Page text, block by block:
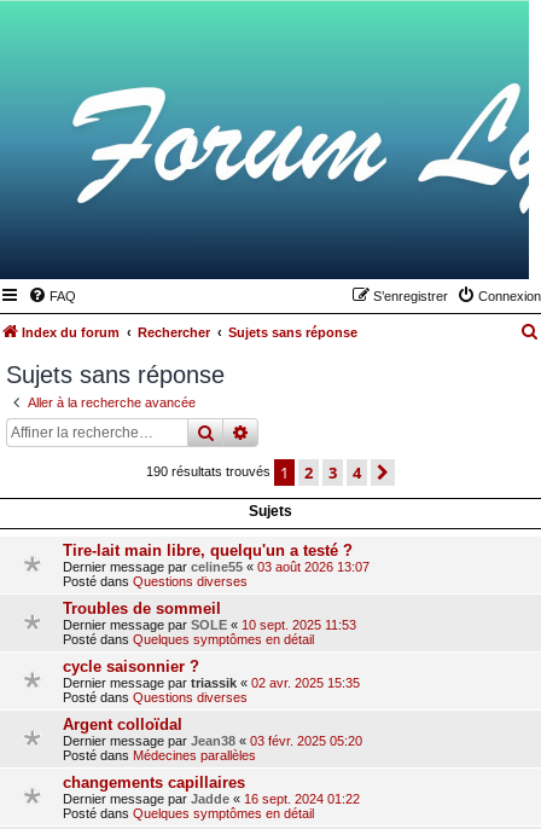
FAQ Connexion
S’enregistrer
Index du forum Rechercher Sujets sans réponse
Sujets sans réponse
Aller à la recherche avancée
rechercher
recherche
190 résultats trouvés 1 2 3 4
Sujets
Tire-lait main libre, quelqu'un a testé ?
Dernier message par celine55 « 03 août 2026 13:07
Posté dans Questions diverses
Troubles de sommeil
Dernier message par SOLE « 10 sept. 2025 11:53
Posté dans Quelques symptômes en détail
cycle saisonnier ?
Dernier message par triassik « 02 avr. 2025 15:35
Posté dans Questions diverses
Argent colloïdal
Dernier message par Jean38 « 03 févr. 2025 05:20
Posté dans Médecines parallèles
changements capillaires
Dernier message par Jadde « 16 sept. 2024 01:22
Posté dans Quelques symptômes en détail